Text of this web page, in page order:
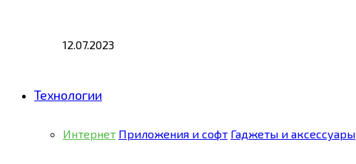
12.07.2023
Технологии
Интернет Приложения и софт Гаджеты и аксессуары